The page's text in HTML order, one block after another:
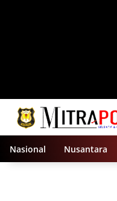
Nasional Nusantara